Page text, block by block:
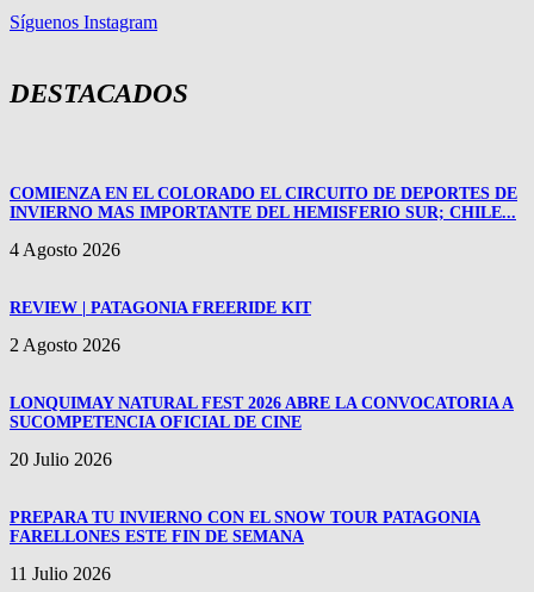
Síguenos Instagram
DESTACADOS
COMIENZA EN EL COLORADO EL CIRCUITO DE DEPORTES DE
INVIERNO MAS IMPORTANTE DEL HEMISFERIO SUR; CHILE...
4 Agosto 2026
REVIEW | PATAGONIA FREERIDE KIT
2 Agosto 2026
LONQUIMAY NATURAL FEST 2026 ABRE LA CONVOCATORIA A
SUCOMPETENCIA OFICIAL DE CINE
20 Julio 2026
PREPARA TU INVIERNO CON EL SNOW TOUR PATAGONIA
FARELLONES ESTE FIN DE SEMANA
11 Julio 2026